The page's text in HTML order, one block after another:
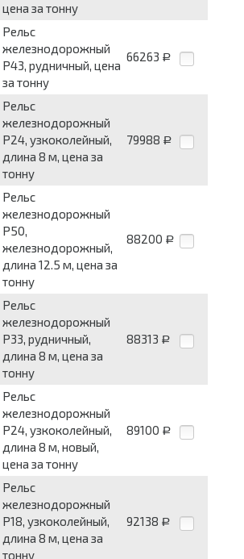
цена за тонну
Рельс
железнодорожный
Р43, рудничный, цена
за тонну
66263 Р
Рельс
железнодорожный
Р24, узкоколейный,
длина 8 м, цена за
тонну
79988 Р
Рельс
железнодорожный
Р50,
железнодорожный,
длина 12.5 м, цена за
тонну
88200 Р
Рельс
железнодорожный
Р33, рудничный,
длина 8 м, цена за
тонну
88313 Р
Рельс
железнодорожный
Р24, узкоколейный,
длина 8 м, новый,
цена за тонну
89100 Р
Рельс
железнодорожный
Р18, узкоколейный,
длина 8 м, цена за
тонну
92138 Р